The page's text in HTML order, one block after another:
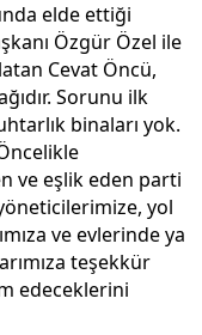
elde ettiği
Özgür Özel ile
Cevat Öncü,
Sorunu ilk
binaları yok.
ve eşlik eden parti
yol
ve evlerinde ya
teşekkür
edeceklerini